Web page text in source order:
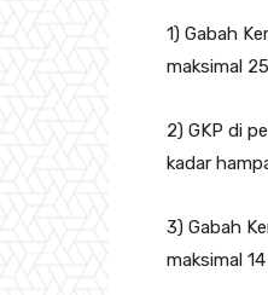
1) Gabah
maksimal
2) GKP di
kadar
3) Gabah
maksimal